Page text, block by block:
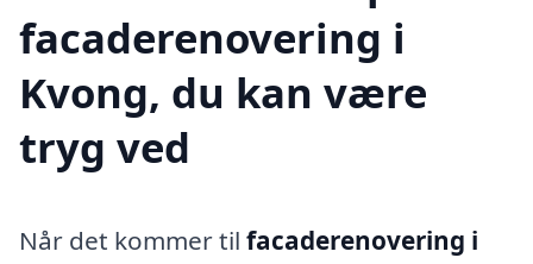
facaderenovering i
Kvong, du kan være
tryg ved
Når det kommer til facaderenovering i